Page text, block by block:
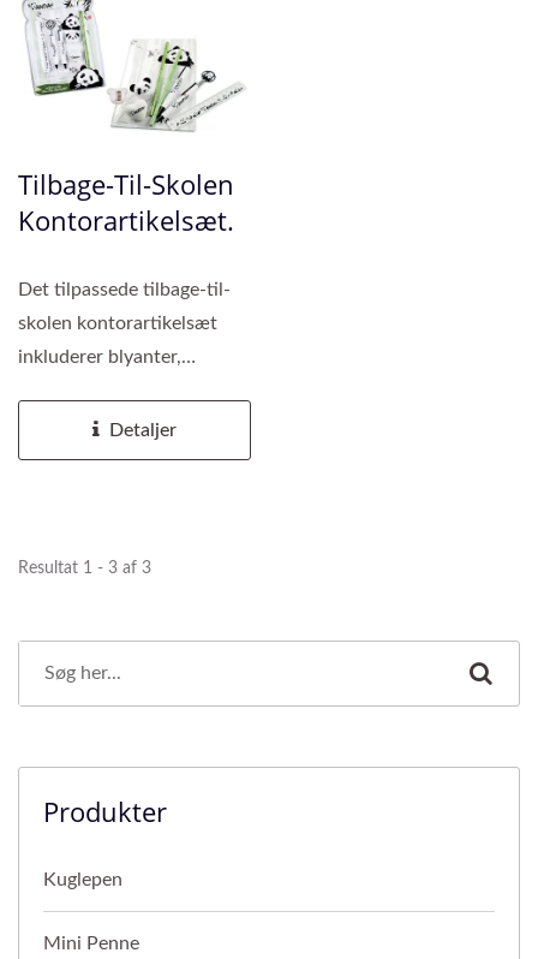
Tilbage-Til-Skolen
Kontorartikelsæt.
Det tilpassede tilbage-til-
skolen kontorartikelsæt
inkluderer blyanter,
Detaljer
Resultat 1 - 3 af 3
Produkter
Kuglepen
Mini Penne